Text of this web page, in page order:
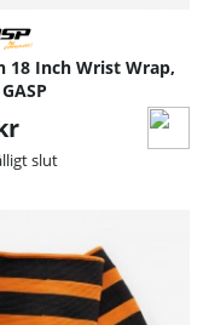
18 Inch Wrist Wrap,
slut